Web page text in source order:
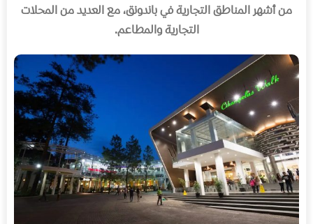
من أشهر المناطق التجارية في باندونق، مع العديد من المحلات
التجارية والمطاعم.